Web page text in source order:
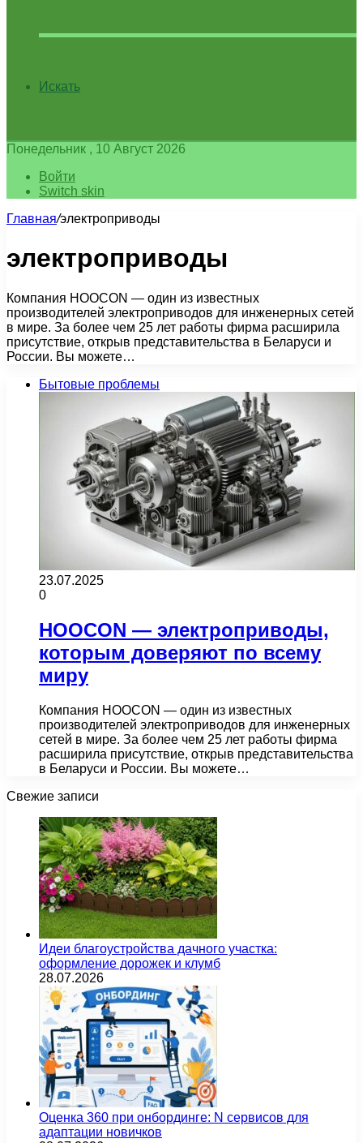
Искать
Понедельник , 10 Август 2026
Войти
Switch skin
Главная/электроприводы
электроприводы
Компания HOOCON — один из известных
производителей электроприводов для инженерных сетей
в мире. За более чем 25 лет работы фирма расширила
присутствие, открыв представительства в Беларуси и
России. Вы можете…
Бытовые проблемы
23.07.2025
0
HOOCON — электроприводы,
которым доверяют по всему
миру
Компания HOOCON — один из известных
производителей электроприводов для инженерных
сетей в мире. За более чем 25 лет работы фирма
расширила присутствие, открыв представительства
в Беларуси и России. Вы можете…
Свежие записи
Идеи благоустройства дачного участка:
оформление дорожек и клумб
28.07.2026
Оценка 360 при онбординге: N сервисов для
адаптации новичков